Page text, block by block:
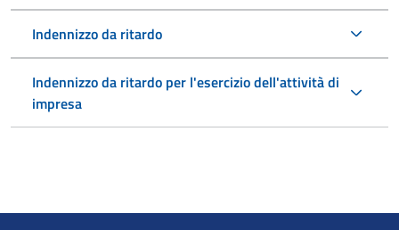
Indennizzo da ritardo
Indennizzo da ritardo per l'esercizio dell'attività di
impresa